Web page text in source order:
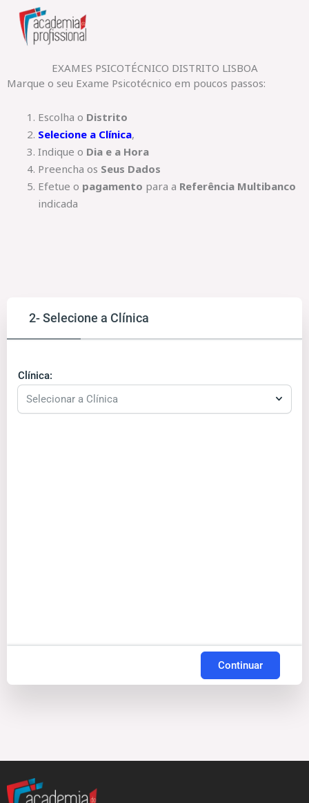
content
EXAMES PSICOTÉCNICO DISTRITO LISBOA
Marque o seu Exame Psicotécnico em poucos passos:
Escolha o Distrito
Selecione a Clínica,
Indique o Dia e a Hora
Preencha os Seus Dados
Efetue o pagamento para a Referência Multibanco
indicada
2- Selecione a Clínica
Clínica:
Selecionar a Clínica
Continuar